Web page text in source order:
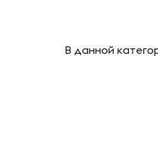
В данной